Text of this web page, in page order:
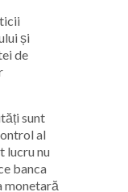
și
de
sunt
al
lucru nu
banca
monetară